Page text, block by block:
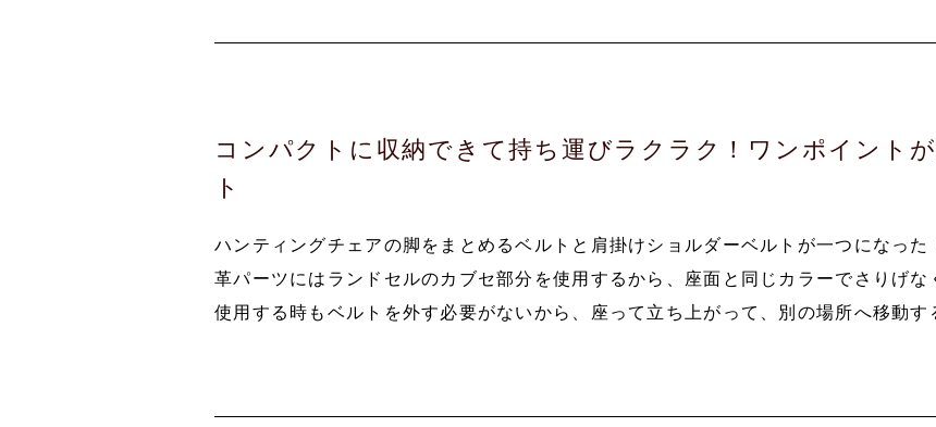
コンパクトに収納できて持ち運びラクラク！ワンポイント
ト
ハンティングチェアの脚をまとめるベルトと肩掛けショルダーベルトが一つになっ
革パーツにはランドセルのカブセ部分を使用するから、座面と同じカラーでさりげ
使用する時もベルトを外す必要がないから、座って立ち上がって、別の場所へ移動す